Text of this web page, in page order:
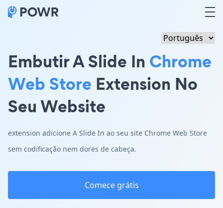
Embutir A Slide In Chrome
Web Store Extension No
Seu Website
extension adicione A Slide In ao seu site Chrome Web Store
sem codificação nem dores de cabeça.
Comece grátis